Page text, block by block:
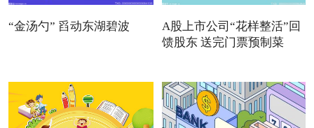
“金汤勺” 舀动东湖碧波
A股上市公司“花样整活”回
馈股东 送完门票预制菜